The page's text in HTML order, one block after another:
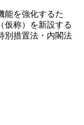
能を強化するた
仮称）を新設する
別措置法・内閣法